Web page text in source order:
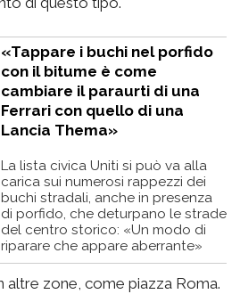
«Tappare i buchi nel porfido
con il bitume è come
cambiare il paraurti di una
Ferrari con quello di una
Lancia Thema»
La lista civica Uniti si può va alla
carica sui numerosi rappezzi dei
buchi stradali, anche in presenza
di porfido, che deturpano le strade
del centro storico: «Un modo di
riparare che appare aberrante»
altre zone, come piazza Roma.